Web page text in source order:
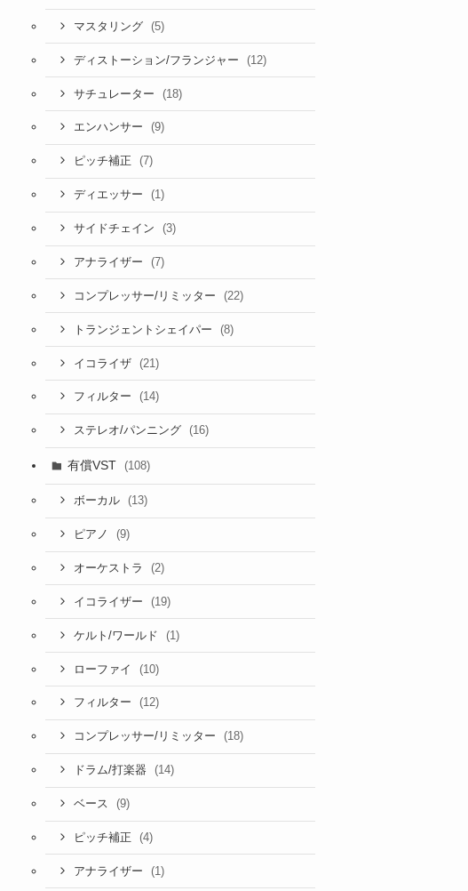
マスタリング (5)
ディストーション/フランジャー (12)
サチュレーター (18)
エンハンサー (9)
ピッチ補正 (7)
ディエッサー (1)
サイドチェイン (3)
アナライザー (7)
コンプレッサー/リミッター (22)
トランジェントシェイパー (8)
イコライザ (21)
フィルター (14)
ステレオ/パンニング (16)
有償VST (108)
ボーカル (13)
ピアノ (9)
オーケストラ (2)
イコライザー (19)
ケルト/ワールド (1)
ローファイ (10)
フィルター (12)
コンプレッサー/リミッター (18)
ドラム/打楽器 (14)
ベース (9)
ピッチ補正 (4)
アナライザー (1)